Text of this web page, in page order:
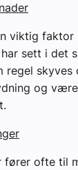
viktig faktor
sett i det
regel
og
fører ofte til